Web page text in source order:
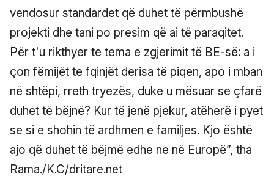
vendosur standardet që duhet të përmbushë
projekti dhe tani po presim që ai të paraqitet.
Për t'u rikthyer te tema e zgjerimit të BE-së: a i
çon fëmijët te fqinjët derisa të piqen, apo i mban
në shtëpi, rreth tryezës, duke u mësuar se çfarë
duhet të bëjnë? Kur të jenë pjekur, atëherë i pyet
se si e shohin të ardhmen e familjes. Kjo është
ajo që duhet të bëjmë edhe ne në Europë”, tha
Rama./K.C/dritare.net